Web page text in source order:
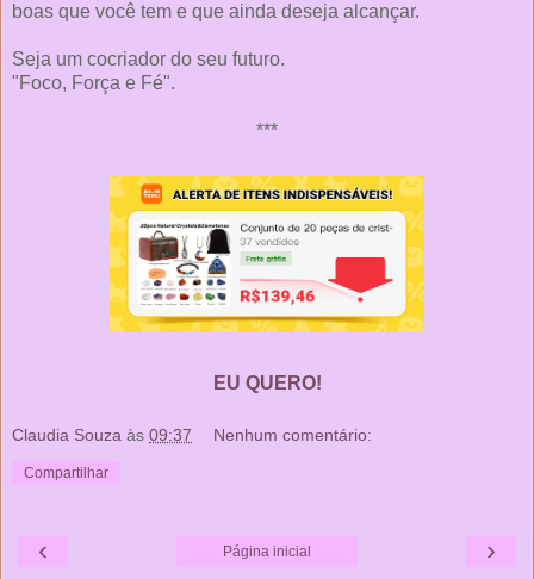
boas que você tem e que ainda deseja alcançar.
Seja um cocriador do seu futuro.
"Foco, Força e Fé".
***
EU QUERO!
Claudia Souza às 09:37 Nenhum comentário:
Compartilhar
‹ ›
Página inicial